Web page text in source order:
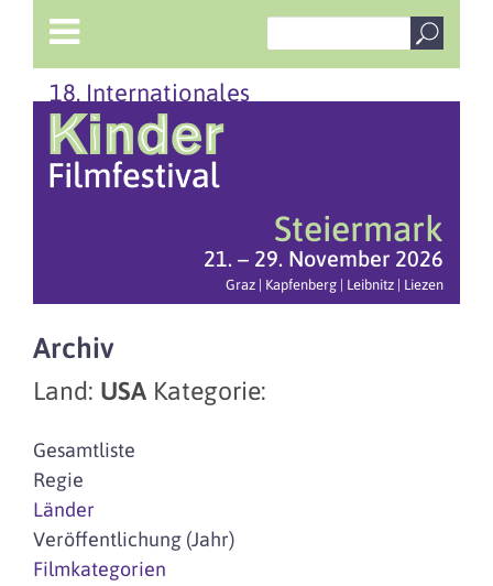
18. Internationales
Steiermark
21. – 29. November 2026
Graz | Kapfenberg | Leibnitz | Liezen
Archiv
Land: USA Kategorie:
Gesamtliste
Regie
Länder
Veröffentlichung (Jahr)
Filmkategorien